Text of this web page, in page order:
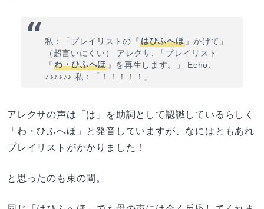
私：「プレイリストの『はひふへほ』かけて」
（超言いにくい） アレクサ: 「プレイリスト
『 わ・ひふへほ』を再生します。」 Echo:
♪♪♪♪♪♪ 私：「！！！！！」
アレクサの声は「は」を助詞として認識しているらしく
「わ・ひふへほ」と発音していますが、なにはともあれ
プレイリストがかかりました！
と思ったのも束の間。